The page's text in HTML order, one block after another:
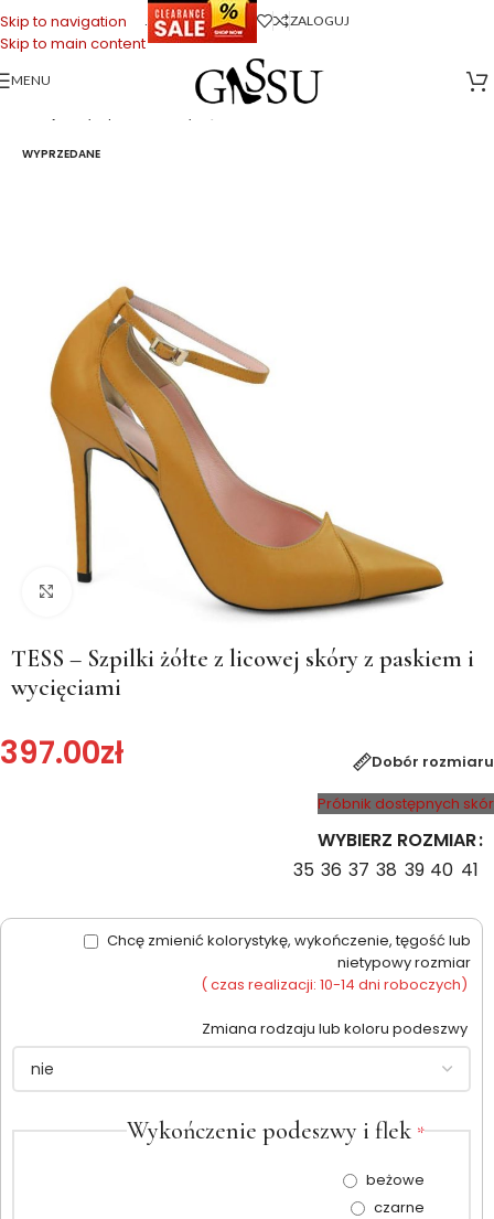
Skip to navigation
Skip to main content
. ZALOGUJ
MENU
Strona główna Sklep firmowy Gassu>Buty Damskie
TESS – Szpilki żółte
WYPRZEDANE
Kliknij, aby powiększyć
TESS – Szpilki żółte z licowej skóry z paskiem i
wycięciami
397.00zł
Dobór rozmiaru
Próbnik dostępnych skór
WYBIERZ ROZMIAR
35 36 37 38 39 40 41
Chcę zmienić kolorystykę, wykończenie, tęgość lub
nietypowy rozmiar
( czas realizacji: 10-14 dni roboczych)
Zmiana rodzaju lub koloru podeszwy
Wykończenie podeszwy i flek *
beżowe
czarne